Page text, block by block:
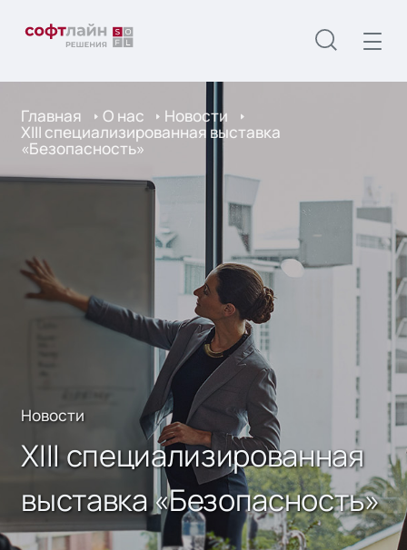
Главная О нас Новости
XIII специализированная выставка
«Безопасность»
Новости
XIII специализированная
выставка «Безопасность»